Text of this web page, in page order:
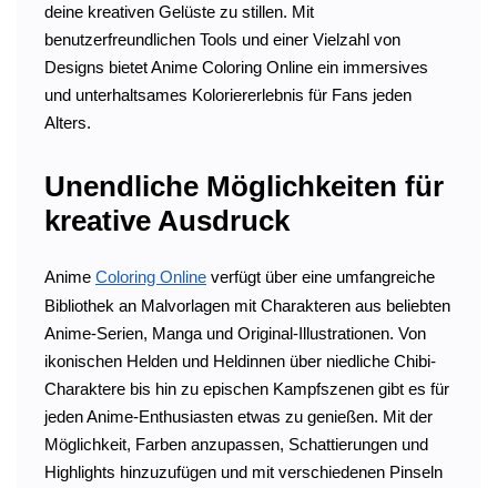
deine kreativen Gelüste zu stillen. Mit
benutzerfreundlichen Tools und einer Vielzahl von
Designs bietet Anime Coloring Online ein immersives
und unterhaltsames Koloriererlebnis für Fans jeden
Alters.
Unendliche Möglichkeiten für
kreative Ausdruck
Anime Coloring Online verfügt über eine umfangreiche
Bibliothek an Malvorlagen mit Charakteren aus beliebten
Anime-Serien, Manga und Original-Illustrationen. Von
ikonischen Helden und Heldinnen über niedliche Chibi-
Charaktere bis hin zu epischen Kampfszenen gibt es für
jeden Anime-Enthusiasten etwas zu genießen. Mit der
Möglichkeit, Farben anzupassen, Schattierungen und
Highlights hinzuzufügen und mit verschiedenen Pinseln